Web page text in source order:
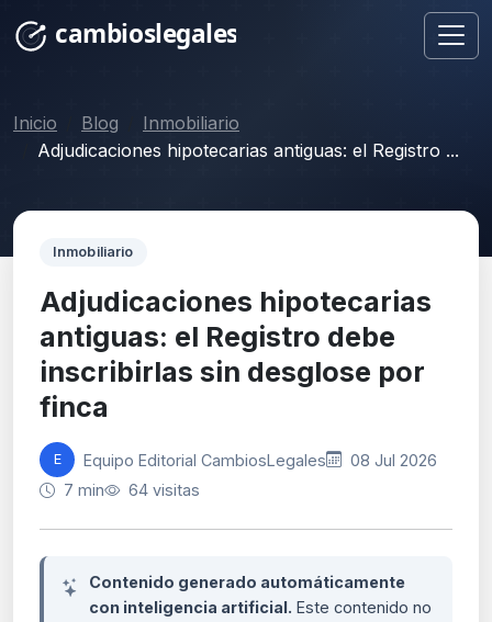
Inicio Blog
Inmobiliario
Adjudicaciones hipotecarias antiguas: el Registro ...
Inmobiliario
Adjudicaciones hipotecarias
antiguas: el Registro debe
inscribirlas sin desglose por
finca
E Equipo Editorial CambiosLegales
08 Jul 2026
7 min
64 visitas
Contenido generado automáticamente
con inteligencia artificial. Este contenido no